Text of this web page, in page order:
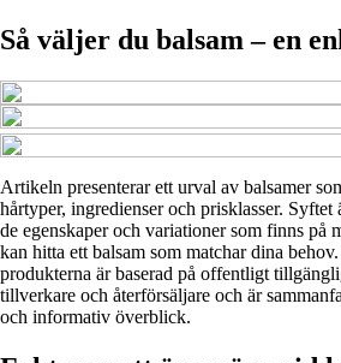
Så väljer du balsam – en
Artikeln presenterar ett urval av balsamer
hårtyper, ingredienser och prisklasser.
de egenskaper och variationer som finns på
kan hitta ett balsam som matchar dina
produkterna är baserad på offentligt
tillverkare och återförsäljare och är
och informativ överblick.